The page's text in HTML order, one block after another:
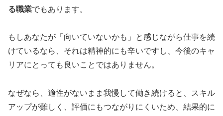
る職業でもあります。
もしあなたが「向いていないかも」と感じながら仕事を続
けているなら、それは精神的にも辛いですし、今後のキャ
リアにとっても良いことではありません。
なぜなら、適性がないまま我慢して働き続けると、スキル
アップが難しく、評価にもつながりにくいため、結果的に